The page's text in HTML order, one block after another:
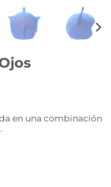
en una combinación